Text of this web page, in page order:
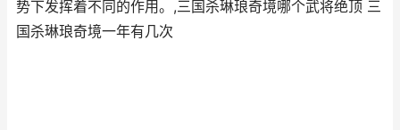
势下发挥着不同的作用。,三国杀琳琅奇境哪个武将绝顶 三
国杀琳琅奇境一年有几次